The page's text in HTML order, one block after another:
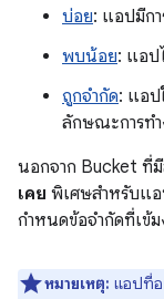
บ่อย: แอปมีก
พบน้อย: แอป
ถูกจำกัด: แอป
ลักษณะการท
นอกจาก Bucket ที่
เคย พิเศษสำหรับแอ
กำหนดข้อจำกัดที่เข้
หมายเหตุ: แอปที่